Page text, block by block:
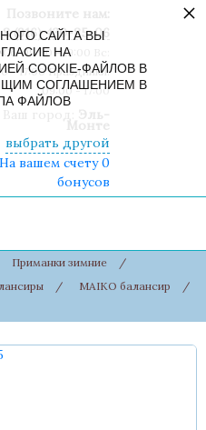
8 (916) 430-85-06
09:00 - 19:00 Вс:
- 17:00 Праздники:
09:00 - 17:00
выбрать другой
На вашем счету 0
бонусов
Приманки зимние
/
/ MAIKO балансир
/
САЙТА ВЫ
НА
COOKIE-ФАЙЛОВ В
СОГЛАШЕНИЕМ В
ФАЙЛОВ
×